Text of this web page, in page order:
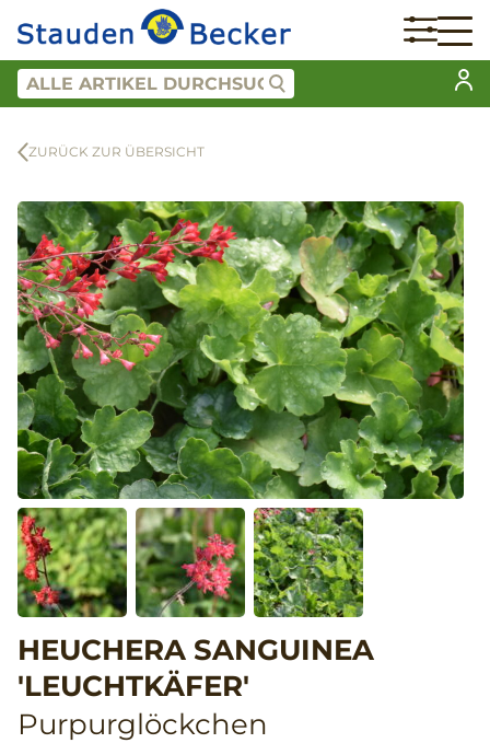
ZURÜCK ZUR ÜBERSICHT
HEUCHERA SANGUINEA
'LEUCHTKÄFER'
Purpurglöckchen